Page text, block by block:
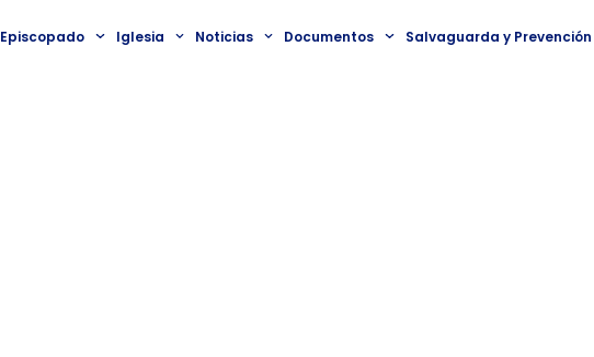
Episcopado Iglesia Noticias Documentos Salvaguarda y Prevención